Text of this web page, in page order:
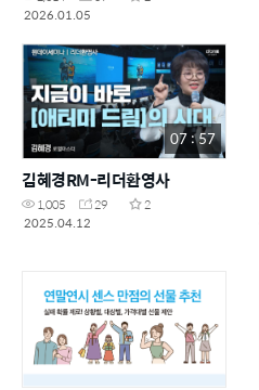
2026.01.05
07 : 57
김혜경RM-리더환영사
1,005 29
2
2025.04.12